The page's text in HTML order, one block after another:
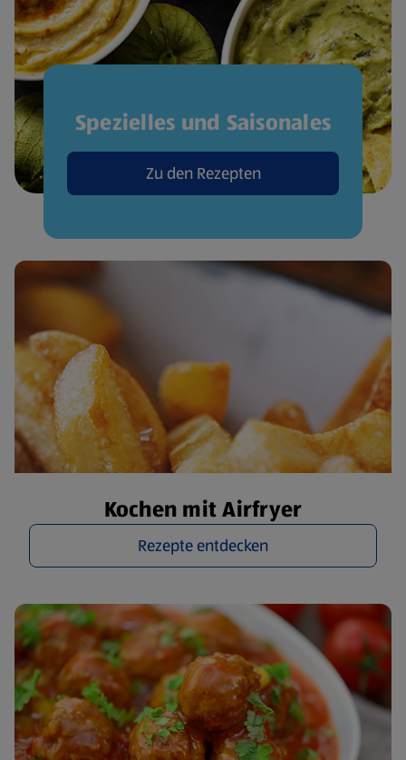
Spezielles und Saisonales
Zu den Rezepten
Kochen mit Airfryer
Rezepte entdecken